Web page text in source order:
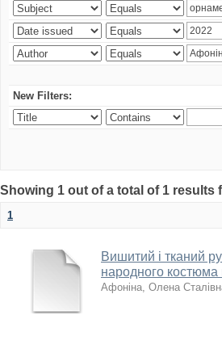
New Filters:
Showing 1 out of a total of 1 results
1
Вишитий і тканий
народного костюма
Афоніна, Олена